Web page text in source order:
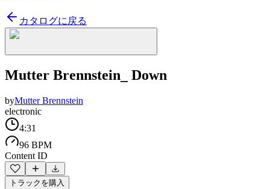
カタログに戻る
Mutter Brennstein_ Down
byMutter Brennstein
electronic
4:31
96 BPM
Content ID
トラックを購入